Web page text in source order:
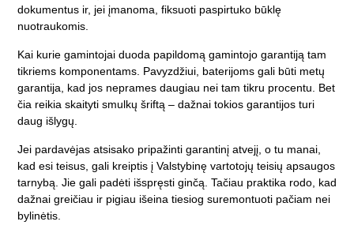
dokumentus ir, jei įmanoma, fiksuoti paspirtuko būklę
nuotraukomis.
Kai kurie gamintojai duoda papildomą gamintojo garantiją tam
tikriems komponentams. Pavyzdžiui, baterijoms gali būti metų
garantija, kad jos neprames daugiau nei tam tikru procentu. Bet
čia reikia skaityti smulkų šriftą – dažnai tokios garantijos turi
daug išlygų.
Jei pardavėjas atsisako pripažinti garantinį atvejį, o tu manai,
kad esi teisus, gali kreiptis į Valstybinę vartotojų teisių apsaugos
tarnybą. Jie gali padėti išspręsti ginčą. Tačiau praktika rodo, kad
dažnai greičiau ir pigiau išeina tiesiog suremontuoti pačiam nei
bylinėtis.